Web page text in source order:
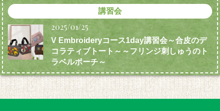
講習会
2025/01/25
V Embroideryコース1day講習会～合皮のデ
コラティブトート～～フリンジ刺しゅうのト
ラベルポーチ～